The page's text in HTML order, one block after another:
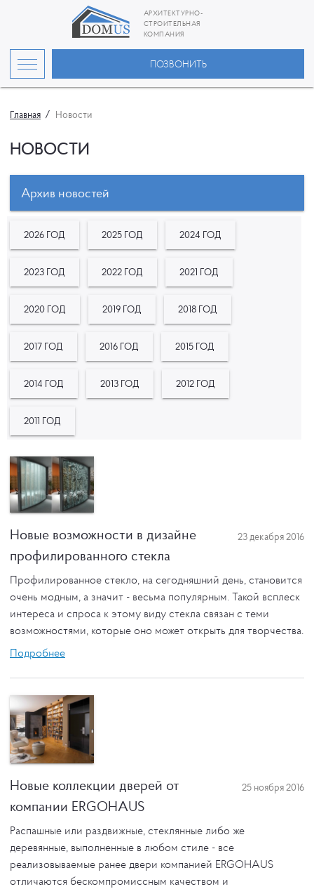
АРХИТЕКТУРНО-
СТРОИТЕЛЬНАЯ
КОМПАНИЯ
ПОЗВОНИТЬ
Главная Новости
НОВОСТИ
Архив новостей
2026 ГОД 2025 ГОД 2024 ГОД
2023 ГОД 2022 ГОД 2021 ГОД
2020 ГОД 2019 ГОД 2018 ГОД
2017 ГОД 2016 ГОД 2015 ГОД
2014 ГОД 2013 ГОД 2012 ГОД
2011 ГОД
23 декабря 2016
Новые возможности в дизайне
профилированного стекла
Профилированное стекло, на сегодняшний день, становится
очень модным, а значит - весьма популярным. Такой всплеск
интереса и спроса к этому виду стекла связан с теми
возможностями, которые оно может открыть для творчества.
Подробнее
25 ноября 2016
Новые коллекции дверей от
компании ERGOHAUS
Распашные или раздвижные, стеклянные либо же
деревянные, выполненные в любом стиле - все
реализовываемые ранее двери компанией ERGOHAUS
отличаются бескомпромиссным качеством и